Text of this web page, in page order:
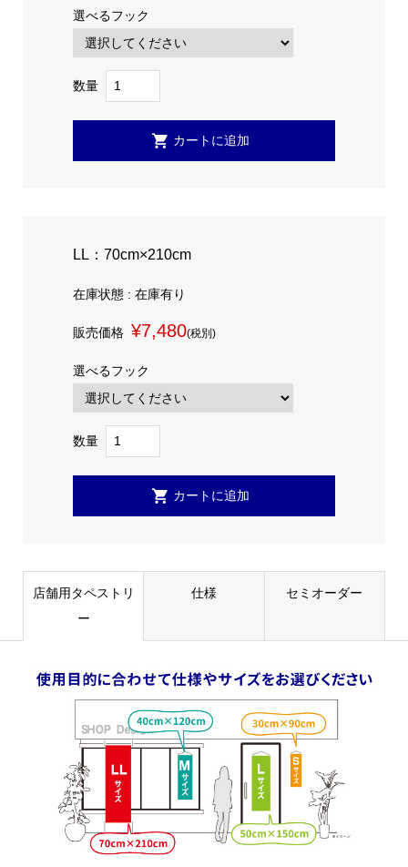
選べるフック
数量
LL：70cm×210cm
在庫状態 : 在庫有り
販売価格 ¥7,480(税別)
選べるフック
数量
店舗用タペストリ
ー
仕様 セミオーダー